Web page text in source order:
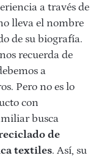
a través de
lleva el nombre
de su biografía.
recuerda de
a
Pero no es lo
con
busca
de
textiles. Así, su